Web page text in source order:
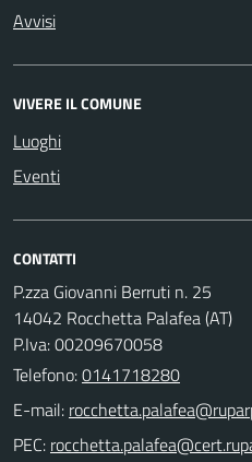
Avvisi
VIVERE IL COMUNE
Luoghi
Eventi
CONTATTI
P.zza Giovanni Berruti n. 25
14042 Rocchetta Palafea (AT)
P.Iva: 00209670058
Telefono:0141718280
E-mail:
PEC: